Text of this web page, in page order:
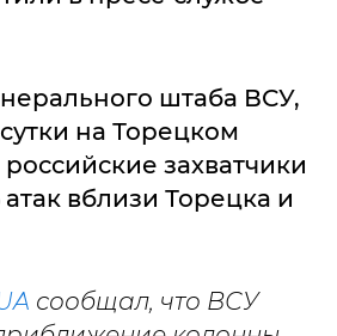
штаба ВСУ,
на Торецком
захватчики
вблизи Торецка и
сообщал, что ВСУ